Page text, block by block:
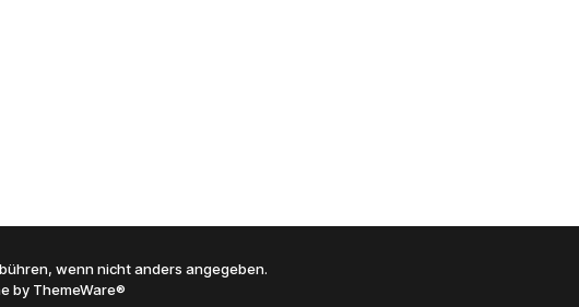
wenn nicht anders angegeben.
by ThemeWare®